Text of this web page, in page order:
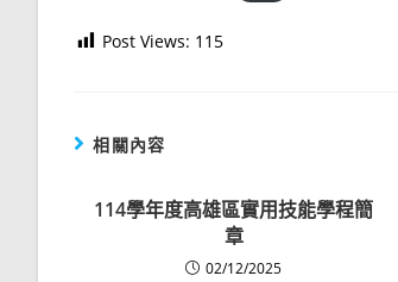
Post Views: 115
相關內容
114學年度高雄區實用技能學程簡
章
02/12/2025